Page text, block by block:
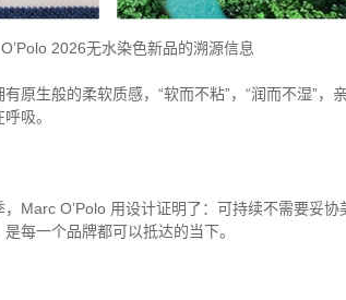
2026无水染色新品的溯源信息
原生般的柔软质感，“软而不粘”，“润而不湿”
吸。
Marc O’Polo用设计证明了：可持续不需要妥
每一个品牌都可以抵达的当下。